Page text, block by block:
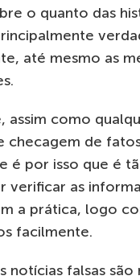
o quanto das
até mesmo as
assim como
checagem de
é por isso que é
verificar as
a prática, logo
facilmente.
notícias falsas são